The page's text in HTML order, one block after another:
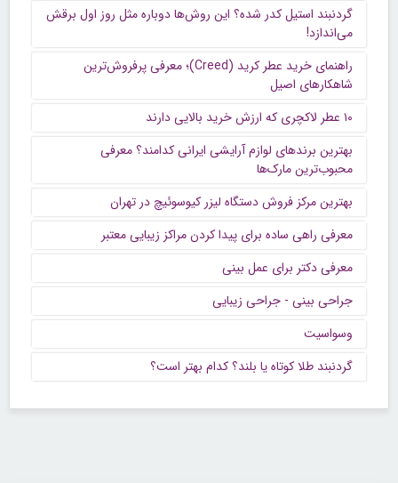
گردنبند استیل کدر شده؟ این روش‌ها دوباره مثل روز اول برقش
می‌اندازد!
راهنمای خرید عطر کرید (Creed)؛ معرفی پرفروش‌ترین
شاهکارهای اصیل
۱۰ عطر لاکچری که ارزش خرید بالایی دارند
بهترین برندهای لوازم آرایشی ایرانی کدامند؟ معرفی
محبوب‌ترین مارک‌ها
بهترین مرکز فروش دستگاه لیزر کیوسوئیچ در تهران
معرفی راهی ساده برای پیدا کردن مراکز زیبایی معتبر
معرفی دکتر برای عمل بینی
جراحی بینی - جراحی زیبایی
وسواسیت
گردنبند طلا کوتاه یا بلند؟ کدام بهتر است؟